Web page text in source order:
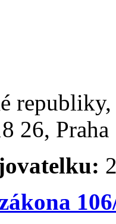
26,